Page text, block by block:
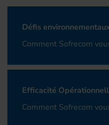
Défis
Comment Sofrecom
Efficacité
Comment Sofrecom